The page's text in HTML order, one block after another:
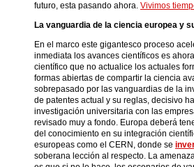
futuro, esta pasando ahora. Vivimos
La vanguardia de la ciencia europea y
En el marco este gigantesco proceso
inmediata los avances científicos es
científico que no actualice los actuales
formas abiertas de compartir la ciencia
sobrepasado por las vanguardias de la
de patentes actual y su reglas, decisivo
investigación universitaria con las
revisado muy a fondo. Europa deberá
del conocimiento en su integración
esuropeas como el CERN, donde se
soberana lección al respecto. La